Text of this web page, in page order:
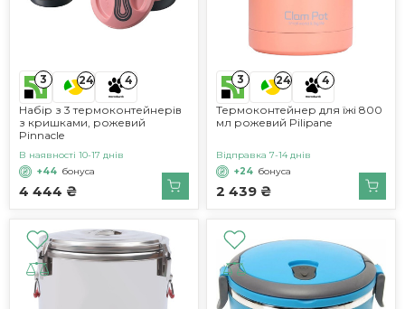
3 24 4
Набір з 3 термоконтейнерів
з кришками, рожевий
Pinnacle
4 444 ₴
В наявності 10-17 днів
+44 бонуса
3 24 4
Термоконтейнер для їжі 800
мл рожевий Pilipane
2 439 ₴
Відправка 7-14 днів
+24 бонуса